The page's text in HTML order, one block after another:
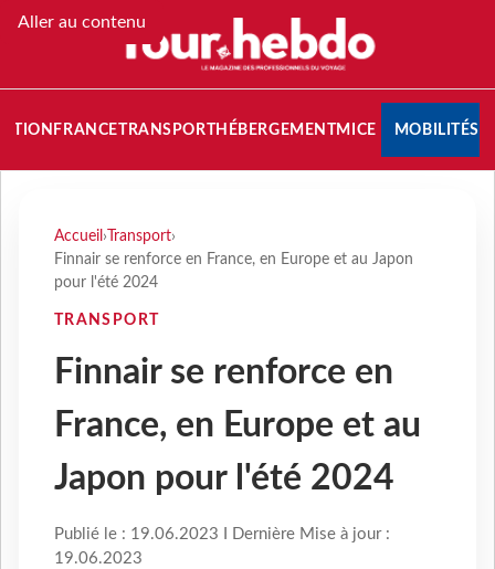
Aller au contenu
FRANCETRANSPORT HÉBERGEMENTMICE MOBILITÉS
Accueil › Transport›
Finnair se renforce en France, en Europe et au Japon
pour l'été 2024
TRANSPORT
Finnair se renforce en
France, en Europe et au
Japon pour l'été 2024
Publié le : 19.06.2023 I Dernière Mise à jour :
19.06.2023